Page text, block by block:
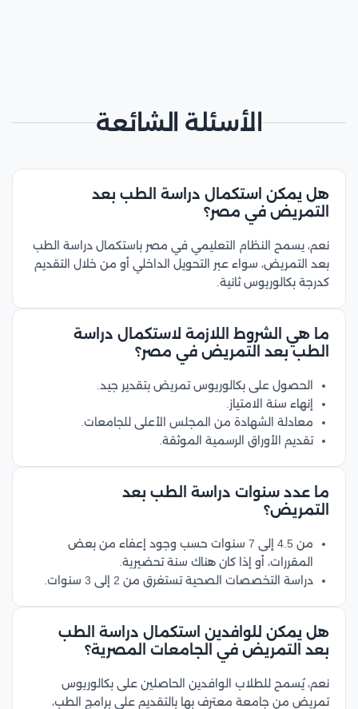
الأسئلة الشائعة
هل يمكن استكمال دراسة الطب بعد
التمريض في مصر؟
نعم، يسمح النظام التعليمي في مصر باستكمال دراسة الطب
بعد التمريض، سواء عبر التحويل الداخلي أو من خلال التقديم
كدرجة بكالوريوس ثانية.
ما هي الشروط اللازمة لاستكمال دراسة
الطب بعد التمريض في مصر؟
الحصول على بكالوريوس تمريض بتقدير جيد.
إنهاء سنة الامتياز.
معادلة الشهادة من المجلس الأعلى للجامعات.
تقديم الأوراق الرسمية الموثقة.
ما عدد سنوات دراسة الطب بعد
التمريض؟
من 4.5 إلى 7 سنوات حسب وجود إعفاء من بعض
المقررات، أو إذا كان هناك سنة تحضيرية.
دراسة التخصصات الصحية تستغرق من 2 إلى 3 سنوات.
هل يمكن للوافدين استكمال دراسة الطب
بعد التمريض في الجامعات المصرية؟
نعم، يُسمح للطلاب الوافدين الحاصلين على بكالوريوس
تمريض من جامعة معترف بها بالتقديم على برامج الطب،